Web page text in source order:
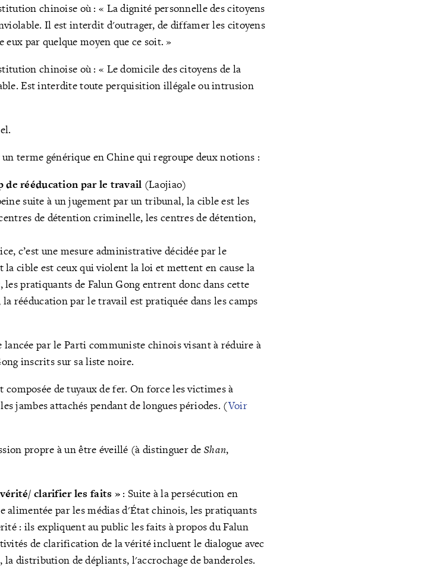
chinoise où : « La dignité personnelle des citoyens
Il est interdit d'outrager, de diffamer les citoyens
par quelque moyen que ce soit. »
chinoise où : « Le domicile des citoyens de la
Est interdite toute perquisition illégale ou intrusion
terme générique en Chine qui regroupe deux notions :
de rééducation par le travail (Laojiao)
suite à un jugement par un tribunal, la cible est les
de détention criminelle, les centres de détention,
c’est une mesure administrative décidée par le
cible est ceux qui violent la loi et mettent en cause la
pratiquants de Falun Gong entrent donc dans cette
la rééducation par le travail est pratiquée dans les camps
lancée par le Parti communiste chinois visant à réduire à
inscrits sur sa liste noire.
composée de tuyaux de fer. On force les victimes à
jambes attachés pendant de longues périodes. (Voir
propre à un être éveillé (à distinguer de Shan,
/ clarifier les faits » : Suite à la persécution en
alimentée par les médias d'État chinois, les pratiquants
: ils expliquent au public les faits à propos du Falun
de clarification de la vérité incluent le dialogue avec
la distribution de dépliants, l'accrochage de banderoles.